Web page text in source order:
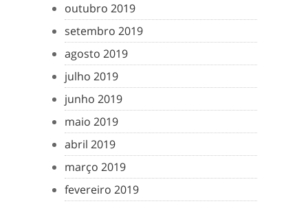
outubro 2019
setembro 2019
agosto 2019
julho 2019
junho 2019
maio 2019
abril 2019
março 2019
fevereiro 2019